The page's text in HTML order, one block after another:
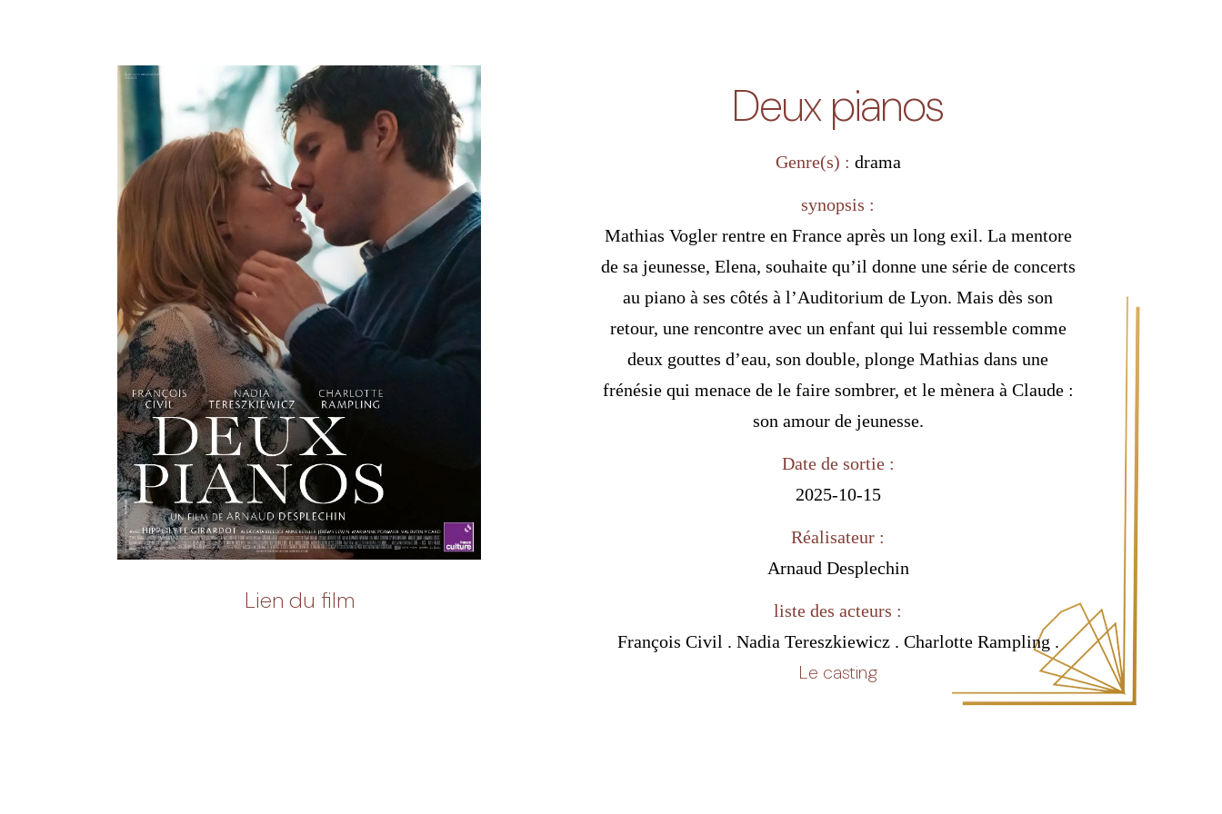
Lien du film
Deux pianos
Genre(s) : drama
synopsis :
Mathias Vogler rentre en France après un long exil. La mentore
de sa jeunesse, Elena, souhaite qu’il donne une série de concerts
au piano à ses côtés à l’Auditorium de Lyon. Mais dès son
retour, une rencontre avec un enfant qui lui ressemble comme
deux gouttes d’eau, son double, plonge Mathias dans une
frénésie qui menace de le faire sombrer, et le mènera à Claude :
son amour de jeunesse.
Date de sortie :
2025-10-15
Réalisateur :
Arnaud Desplechin
liste des acteurs :
François Civil . Nadia Tereszkiewicz . Charlotte Rampling .
Le casting